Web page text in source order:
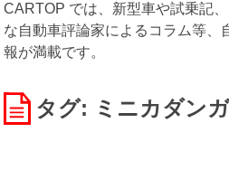
CARTOP では、新型車や試乗記
な自動車評論家によるコラム等、
報が満載です。
タグ: ミニカダン